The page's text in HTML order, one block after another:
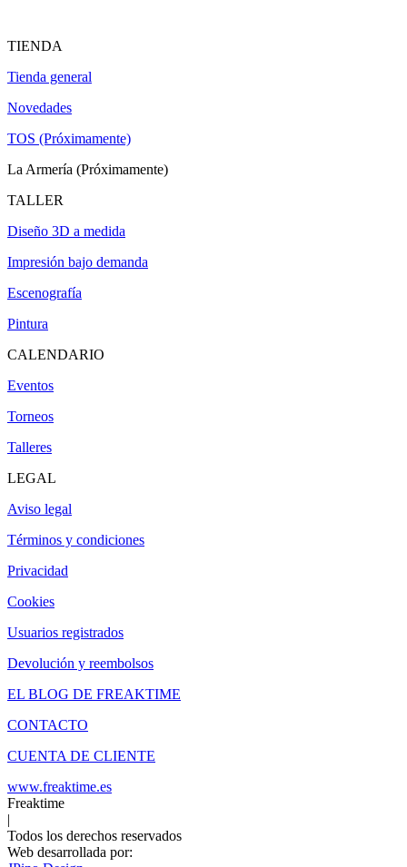
TIENDA
Tienda general
Novedades
TOS (Próximamente)
La Armería (Próximamente)
TALLER
Diseño 3D a medida
Impresión bajo demanda
Escenografía
Pintura
CALENDARIO
Eventos
Torneos
Talleres
LEGAL
Aviso legal
Términos y condiciones
Privacidad
Cookies
Usuarios registrados
Devolución y reembolsos
EL BLOG DE FREAKTIME
CONTACTO
CUENTA DE CLIENTE
www.freaktime.es
Freaktime
|
Todos los derechos reservados
Web desarrollada por: